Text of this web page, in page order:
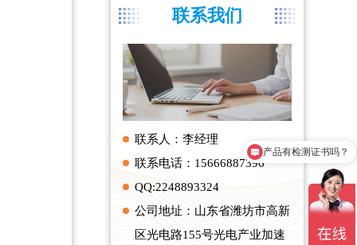
联系我们
联系人：李经理
联系电话：15666887396
QQ:2248893324
公司地址：山东省潍坊市高新
区光电路155号光电产业加速
产品有检测证书吗？